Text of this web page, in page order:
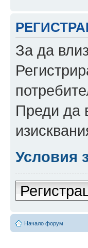
За да
Преди да
Условия
Начало форум